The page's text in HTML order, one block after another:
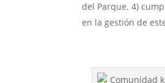
del Parque. 4)
en la gestión de